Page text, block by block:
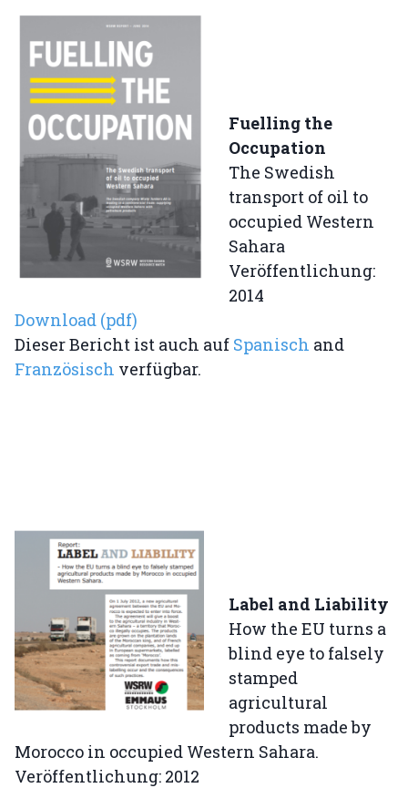
Fuelling the
Occupation
The Swedish
transport of oil to
occupied Western
Sahara
Veröffentlichung:
2014
Download (pdf)
Dieser Bericht ist auch auf Spanisch and
Französisch verfügbar.
Label and Liability
How the EU turns a
blind eye to falsely
stamped
agricultural
products made by
Morocco in occupied Western Sahara.
Veröffentlichung: 2012